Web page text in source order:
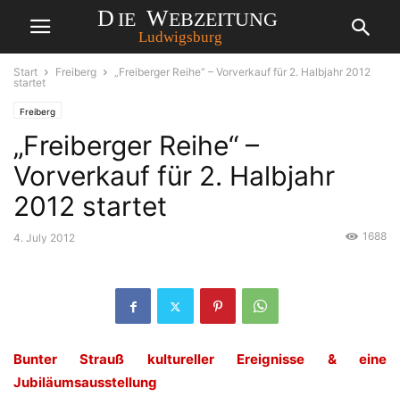
Start Freiberg
„Freiberger Reihe“ – Vorverkauf für 2. Halbjahr 2012
startet
Freiberg
„Freiberger Reihe“ –
Vorverkauf für 2. Halbjahr
2012 startet
4. July 2012 1688
Bunter Strauß kultureller Ereignisse & eine
Jubiläumsausstellung